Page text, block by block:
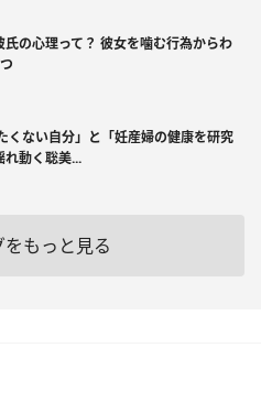
氏の心理って？ 彼女を噛む行為からわ
くない自分」と「妊産婦の健康を研究
れ動く聡美...
もっと見る